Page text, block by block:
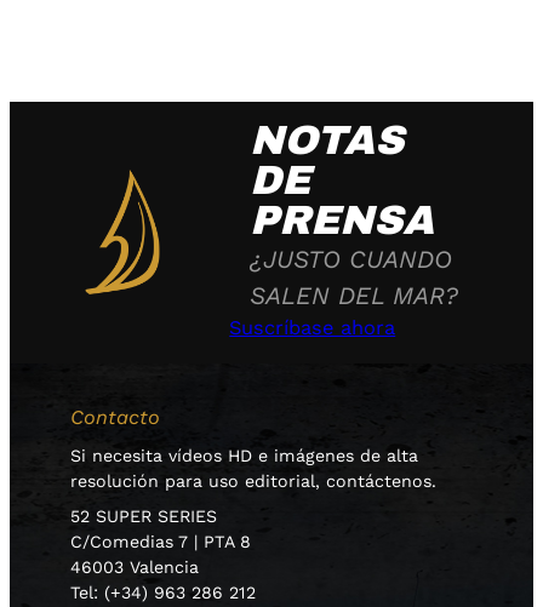
NOTAS
DE
PRENSA
¿JUSTO CUANDO
SALEN DEL MAR?
Suscríbase ahora
Contacto
Si necesita vídeos HD e imágenes de alta
resolución para uso editorial, contáctenos.
52 SUPER SERIES
C/Comedias 7 | PTA 8
46003 Valencia
Tel: (+34) 963 286 212